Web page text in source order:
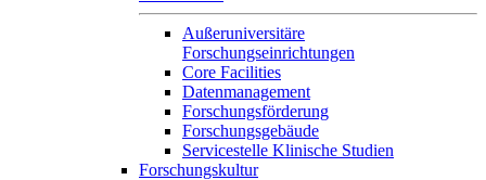
Außeruniversitäre
Forschungseinrichtungen
Core Facilities
Datenmanagement
Forschungsförderung
Forschungsgebäude
Servicestelle Klinische Studien
Forschungskultur